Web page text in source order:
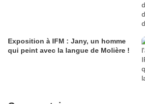
Exposition à IFM : Jany, un homme
qui peint avec la langue de Molière !